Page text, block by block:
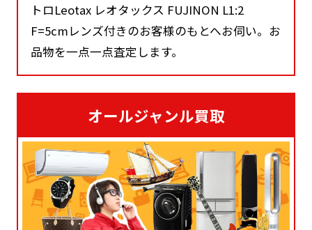
トロLeotax レオタックス FUJINON L1:2
F=5cmレンズ付きのお客様のもとへお伺い。お
品物を一点一点査定します。
オールジャンル買取